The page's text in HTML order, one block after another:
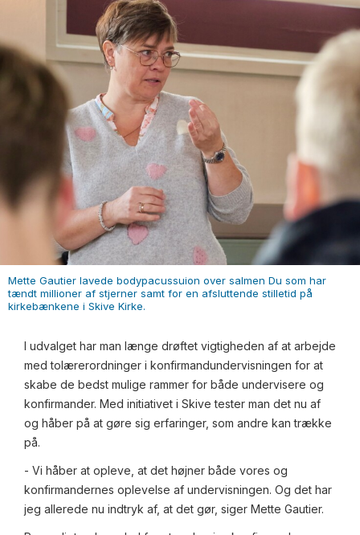
Mette Gautier lavede bodypacussuion over salmen Du som har
tændt millioner af stjerner samt for en afsluttende stilletid på
kirkebænkene i Skive Kirke.
I udvalget har man længe drøftet vigtigheden af at arbejde
med tolærerordninger i konfirmandundervisningen for at
skabe de bedst mulige rammer for både undervisere og
konfirmander. Med initiativet i Skive tester man det nu af
og håber på at gøre sig erfaringer, som andre kan trække
på.
- Vi håber at opleve, at det højner både vores og
konfirmandernes oplevelse af undervisningen. Og det har
jeg allerede nu indtryk af, at det gør, siger Mette Gautier.